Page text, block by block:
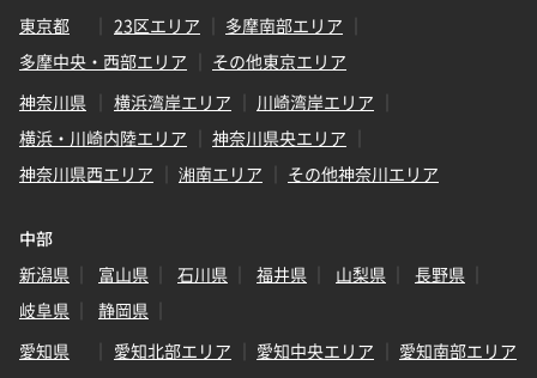
東京都
23区エリア
多摩南部エリア
多摩中央・西部エリア
その他東京エリア
神奈川県
横浜湾岸エリア
川崎湾岸エリア
横浜・川崎内陸エリア
神奈川県央エリア
神奈川県西エリア
湘南エリア その他神奈川エリア
中部
新潟県
富山県 石川県 福井県 山梨県
長野県
岐阜県
静岡県
愛知県
愛知北部エリア 愛知中央エリア
愛知南部エリア